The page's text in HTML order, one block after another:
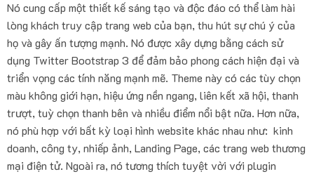
Nó cung cấp một thiết kế sáng tạo và độc đáo có thể làm hài
lòng khách truy cập trang web của bạn, thu hút sự chú ý của
họ và gây ấn tượng mạnh. Nó được xây dựng bằng cách sử
dụng Twitter Bootstrap 3 để đảm bảo phong cách hiện đại và
triển vọng các tính năng mạnh mẽ. Theme này có các tùy chọn
màu không giới hạn, hiệu ứng nền ngang, liên kết xã hội, thanh
trượt, tuỳ chọn thanh bên và nhiều điểm nổi bật nữa. Hơn nữa,
nó phù hợp với bất kỳ loại hình website khác nhau như: kinh
doanh, công ty, nhiếp ảnh, Landing Page, các trang web thương
mại điện tử. Ngoài ra, nó tương thích tuyệt vời với plugin